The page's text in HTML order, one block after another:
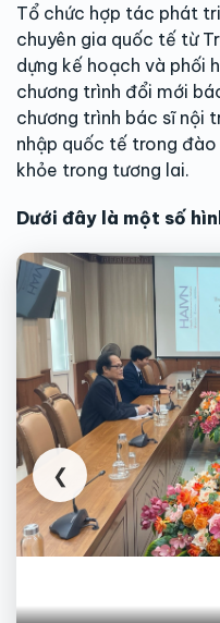
Tổ chức hợp tác phát
chuyên gia quốc tế từ
dựng kế hoạch và phối
chương trình đổi mới
chương trình bác sĩ nội
nhập quốc tế trong
khỏe trong tương lai.
Dưới đây là một số
❮